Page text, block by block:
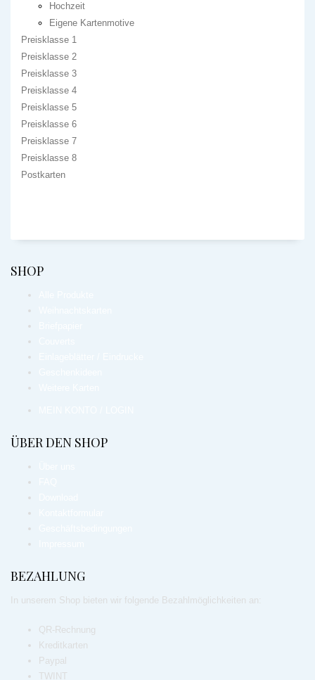
Hochzeit
Eigene Kartenmotive
Preisklasse 1
Preisklasse 2
Preisklasse 3
Preisklasse 4
Preisklasse 5
Preisklasse 6
Preisklasse 7
Preisklasse 8
Postkarten
SHOP
ÜBER DEN SHOP
BEZAHLUNG
In unserem Shop bieten wir folgende Bezahlmöglichkeiten an:
QR-Rechnung
Kreditkarten
Paypal
TWINT